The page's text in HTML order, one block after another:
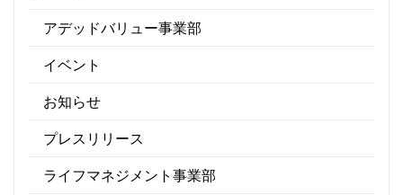
アデッドバリュー事業部
イベント
お知らせ
プレスリリース
ライフマネジメント事業部